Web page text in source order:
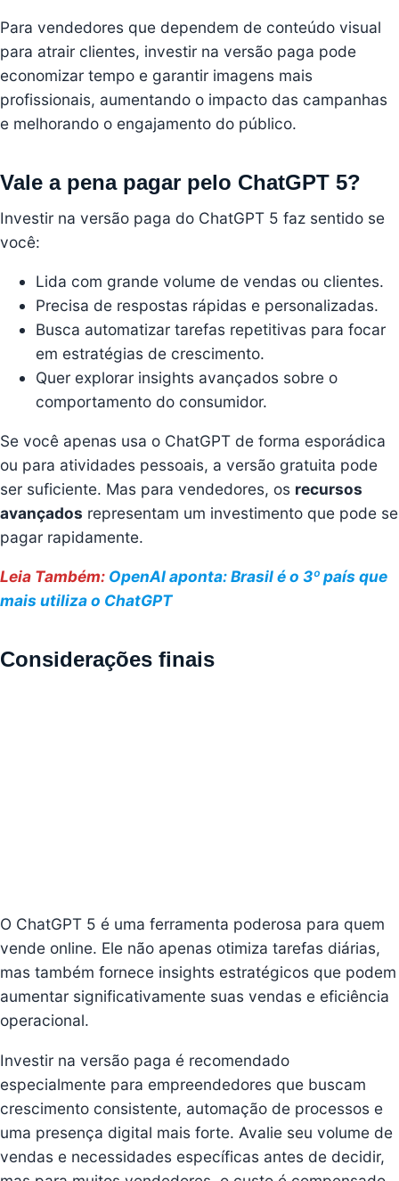
Para vendedores que dependem de conteúdo visual
para atrair clientes, investir na versão paga pode
economizar tempo e garantir imagens mais
profissionais, aumentando o impacto das campanhas
e melhorando o engajamento do público.
Vale a pena pagar pelo ChatGPT 5?
Investir na versão paga do ChatGPT 5 faz sentido se
você:
Lida com grande volume de vendas ou clientes.
Precisa de respostas rápidas e personalizadas.
Busca automatizar tarefas repetitivas para focar
em estratégias de crescimento.
Quer explorar insights avançados sobre o
comportamento do consumidor.
Se você apenas usa o ChatGPT de forma esporádica
ou para atividades pessoais, a versão gratuita pode
ser suficiente. Mas para vendedores, os recursos
avançados representam um investimento que pode se
pagar rapidamente.
Leia Também: OpenAI aponta: Brasil é o 3º país que
mais utiliza o ChatGPT
Considerações finais
O ChatGPT 5 é uma ferramenta poderosa para quem
vende online. Ele não apenas otimiza tarefas diárias,
mas também fornece insights estratégicos que podem
aumentar significativamente suas vendas e eficiência
operacional.
Investir na versão paga é recomendado
especialmente para empreendedores que buscam
crescimento consistente, automação de processos e
uma presença digital mais forte. Avalie seu volume de
vendas e necessidades específicas antes de decidir,